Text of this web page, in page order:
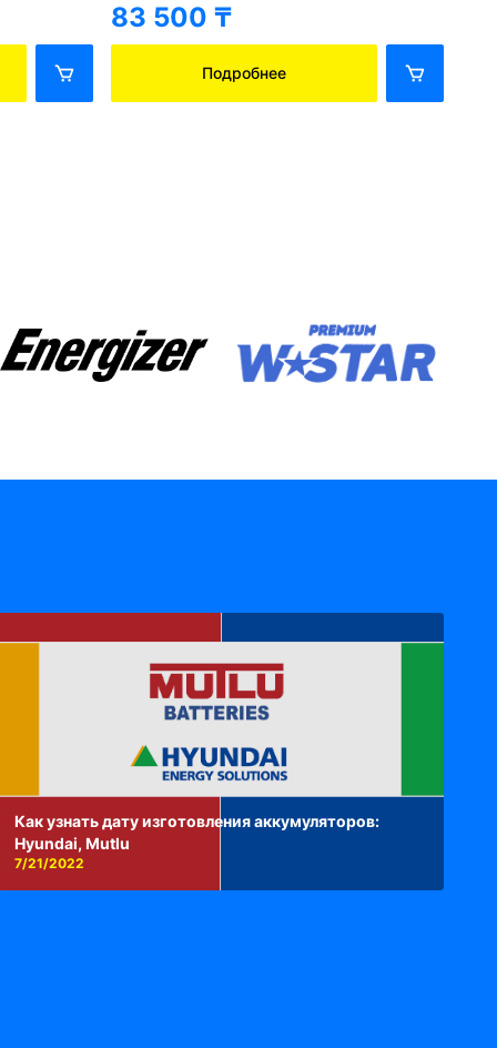
83 500 ₸
Подробнее
Как узнать дату изготовления аккумуляторов:
Hyundai, Mutlu
7/21/2022